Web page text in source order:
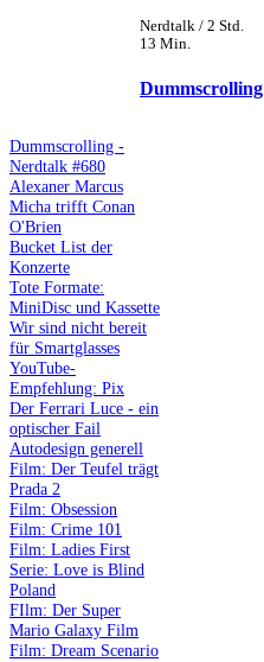
Nerdtalk / 2 Std.
13 Min.
Dummscrolling
Dummscrolling -
Nerdtalk #680
Alexaner Marcus
Micha trifft Conan
O'Brien
Bucket List der
Konzerte
Tote Formate:
MiniDisc und Kassette
Wir sind nicht bereit
für Smartglasses
YouTube-
Empfehlung: Pix
Der Ferrari Luce - ein
optischer Fail
Autodesign generell
Film: Der Teufel trägt
Prada 2
Film: Obsession
Film: Crime 101
Film: Ladies First
Serie: Love is Blind
Poland
FIlm: Der Super
Mario Galaxy Film
Film: Dream Scenario